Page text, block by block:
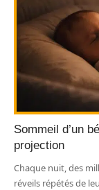
Sommeil d’un
projection
Chaque nuit, des
réveils répétés de